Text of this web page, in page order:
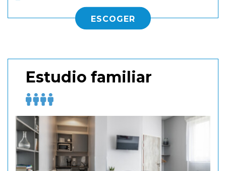
ESCOGER
Estudio familiar